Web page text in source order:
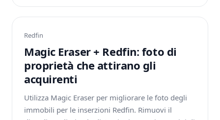
Redfin
Magic Eraser + Redfin: foto di
proprietà che attirano gli
acquirenti
Utilizza Magic Eraser per migliorare le foto degli
immobili per le inserzioni Redfin. Rimuovi il